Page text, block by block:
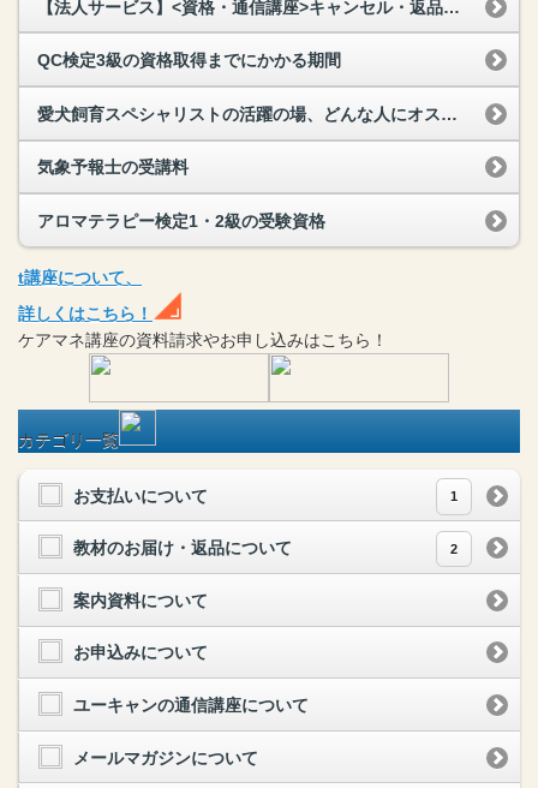
【法人サービス】<資格・通信講座>キャンセル・返品はできますか？
QC検定3級の資格取得までにかかる期間
愛犬飼育スペシャリストの活躍の場、どんな人にオススメ？
気象予報士の受講料
アロマテラピー検定1・2級の受験資格
t講座について、
詳しくはこちら！
ケアマネ講座の資料請求やお申し込みはこちら！
カテゴリ一覧
お支払いについて 1
教材のお届け・返品について 2
案内資料について
お申込みについて
ユーキャンの通信講座について
メールマガジンについて